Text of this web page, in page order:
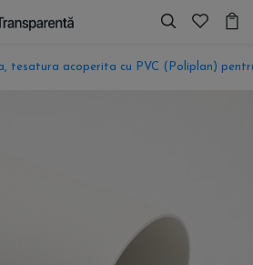
tesatura acoperita cu PVC (Poliplan)